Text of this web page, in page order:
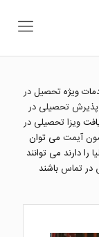
ویژهتحصیل در
پذیرش تحصیلی در
ویزا تحصیلی در
آیمت می توان
را دارند می توانند
درتماسباشند